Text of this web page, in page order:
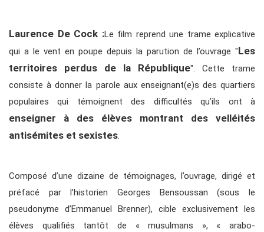
Laurence De Cock :Le film reprend une trame explicative
qui a le vent en poupe depuis la parution de l’ouvrage "Les
territoires perdus de la République". Cette trame
consiste à donner la parole aux enseignant(e)s des quartiers
populaires qui témoignent des difficultés qu’ils ont à
enseigner à des élèves montrant des velléités
antisémites et sexistes.
Composé d’une dizaine de témoignages, l’ouvrage, dirigé et
préfacé par l’historien Georges Bensoussan (sous le
pseudonyme d’Emmanuel Brenner), cible exclusivement les
élèves qualifiés tantôt de « musulmans », « arabo-